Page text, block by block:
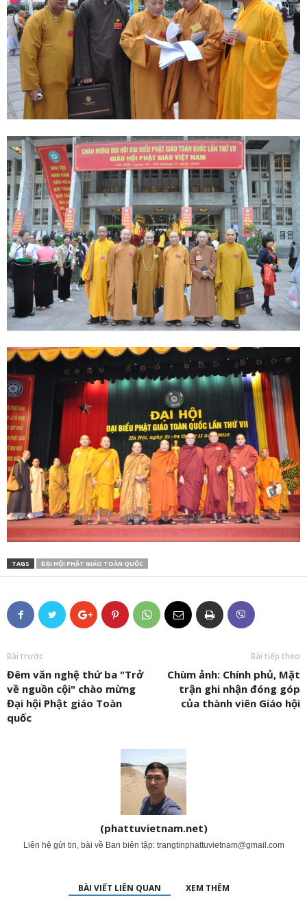
TAGS ĐẠI HỘI PHẬT GIÁO TOÀN QUỐC
Bài trước
Đêm văn nghệ thứ ba "Trở
về nguồn cội" chào mừng
Đại hội Phật giáo Toàn
quốc
Bài tiếp theo
Chùm ảnh: Chính phủ, Mặt
trận ghi nhận đóng góp
của thành viên Giáo hội
(phattuvietnam.net)
Liên hệ gửi tin, bài về Ban biên tập: trangtinphattuvietnam@gmail.com
BÀI VIẾT LIÊN QUAN XEM THÊM